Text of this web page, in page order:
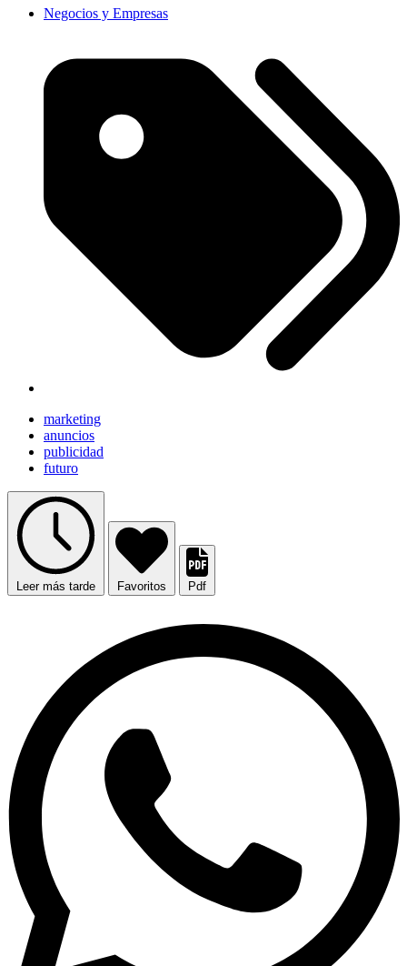
Negocios y Empresas
marketing
anuncios
publicidad
futuro
Leer más tarde Favoritos Pdf